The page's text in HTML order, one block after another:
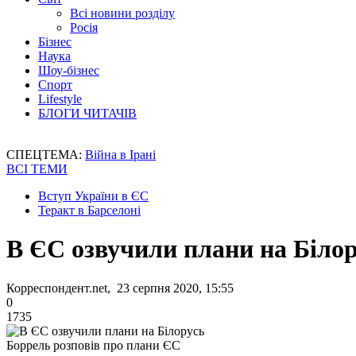
Всі новини розділу
Росія
Бізнес
Наука
Шоу-бізнес
Спорт
Lifestyle
БЛОГИ ЧИТАЧІВ
СПЕЦТЕМА: Війна в Ірані
ВСІ ТЕМИ
Вступ України в ЄС
Теракт в Барселоні
В ЄС озвучили плани на
Корреспондент.net, 23 серпня 2020, 15:55
0
1735
Боррель розповів про плани ЄС